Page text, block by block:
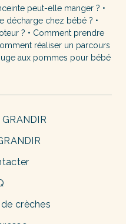
peut-elle manger ? •
décharge chez bébé ? •
? • Comment prendre
réaliser un parcours
aux pommes pour bébé
crèches